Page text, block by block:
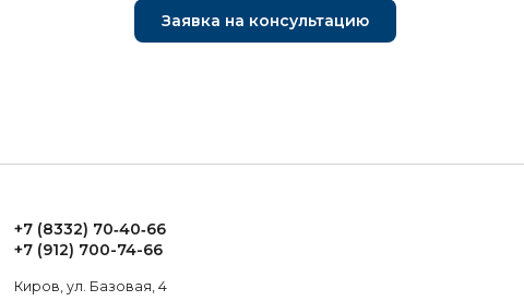
Заявка на консультацию
+7 (8332) 70‑40‑66
+7 (912) 700-74-66
Киров, ул. Базовая, 4